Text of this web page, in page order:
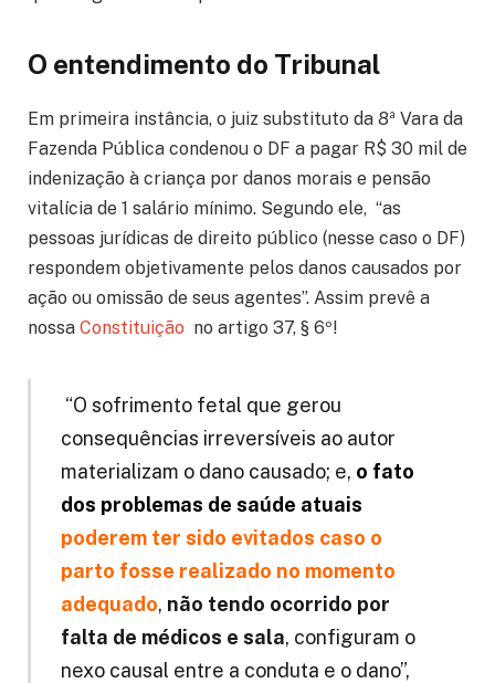
O entendimento do Tribunal
Em primeira instância, o juiz substituto da 8ª Vara da
Fazenda Pública condenou o DF a pagar R$ 30 mil de
indenização à criança por danos morais e pensão
vitalícia de 1 salário mínimo. Segundo ele, “as
pessoas jurídicas de direito público (nesse caso o DF)
respondem objetivamente pelos danos causados por
ação ou omissão de seus agentes”. Assim prevê a
nossa Constituição no artigo 37, § 6º!
“O sofrimento fetal que gerou
consequências irreversíveis ao autor
materializam o dano causado; e, o fato
dos problemas de saúde atuais
poderem ter sido evitados caso o
parto fosse realizado no momento
adequado, não tendo ocorrido por
falta de médicos e sala, configuram o
nexo causal entre a conduta e o dano”,